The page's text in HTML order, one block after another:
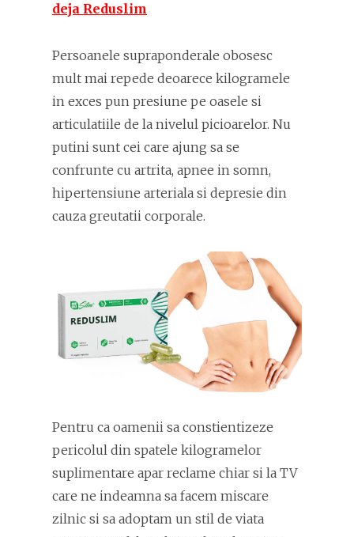
deja Reduslim
Persoanele supraponderale obosesc
mult mai repede deoarece kilogramele
in exces pun presiune pe oasele si
articulatiile de la nivelul picioarelor. Nu
putini sunt cei care ajung sa se
confrunte cu artrita, apnee in somn,
hipertensiune arteriala si depresie din
cauza greutatii corporale.
Pentru ca oamenii sa constientizeze
pericolul din spatele kilogramelor
suplimentare apar reclame chiar si la TV
care ne indeamna sa facem miscare
zilnic si sa adoptam un stil de viata